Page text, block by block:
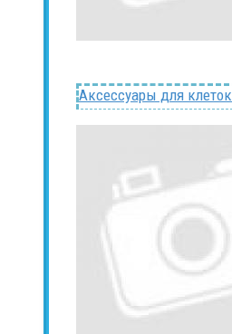
Аксессуары для клеток